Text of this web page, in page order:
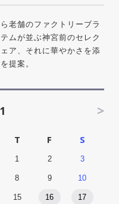
老舗のファクトリーブラ
ムが並ぶ神宮前のセレク
ア、それに華やかさを添
提案。
>
T F S
1 2 3
8 9 10
15 16 17